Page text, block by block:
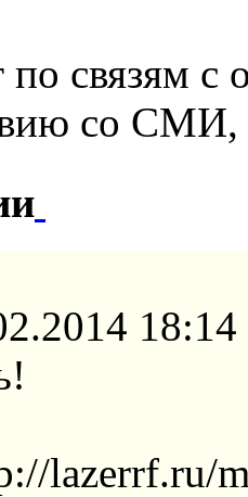
по связям с
со СМИ,
18:14
lazerrf.ru/